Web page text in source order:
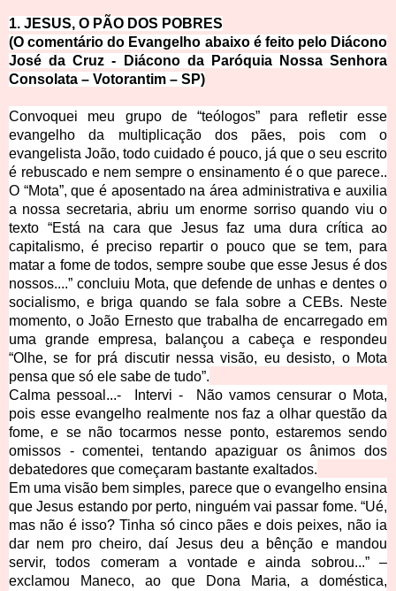
1. JESUS, O PÃO DOS POBRES
(O comentário do Evangelho abaixo é feito pelo Diácono
José da Cruz - Diácono da Paróquia Nossa Senhora
Consolata – Votorantim – SP)
Convoquei meu grupo de “teólogos” para refletir esse
evangelho da multiplicação dos pães, pois com o
evangelista João, todo cuidado é pouco, já que o seu escrito
é rebuscado e nem sempre o ensinamento é o que parece..
O “Mota”, que é aposentado na área administrativa e auxilia
a nossa secretaria, abriu um enorme sorriso quando viu o
texto “Está na cara que Jesus faz uma dura crítica ao
capitalismo, é preciso repartir o pouco que se tem, para
matar a fome de todos, sempre soube que esse Jesus é dos
nossos....” concluiu Mota, que defende de unhas e dentes o
socialismo, e briga quando se fala sobre a CEBs. Neste
momento, o João Ernesto que trabalha de encarregado em
uma grande empresa, balançou a cabeça e respondeu
“Olhe, se for prá discutir nessa visão, eu desisto, o Mota
pensa que só ele sabe de tudo”.
Calma pessoal...- Intervi - Não vamos censurar o Mota,
pois esse evangelho realmente nos faz a olhar questão da
fome, e se não tocarmos nesse ponto, estaremos sendo
omissos - comentei, tentando apaziguar os ânimos dos
debatedores que começaram bastante exaltados.
Em uma visão bem simples, parece que o evangelho ensina
que Jesus estando por perto, ninguém vai passar fome. “Ué,
mas não é isso? Tinha só cinco pães e dois peixes, não ia
dar nem pro cheiro, daí Jesus deu a bênção e mandou
servir, todos comeram a vontade e ainda sobrou...” –
exclamou Maneco, ao que Dona Maria, a doméstica,